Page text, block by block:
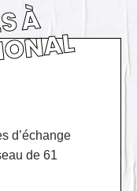
d’échange
de 61